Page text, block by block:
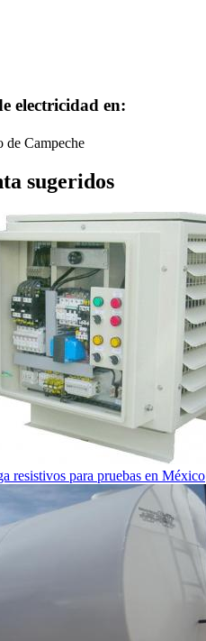
electricidad en:
de Campeche
sugeridos
resistivos para pruebas en México